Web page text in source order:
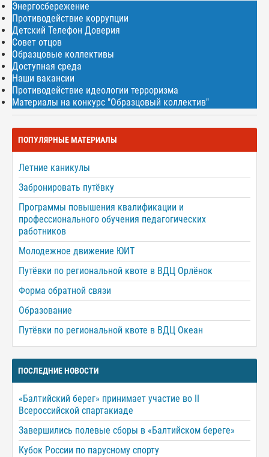
Энергосбережение
Противодействие коррупции
Детский Телефон Доверия
Совет отцов
Образцовые коллективы
Доступная среда
Наши вакансии
Противодействие идеологии терроризма
Материалы на конкурс "Образцовый коллектив"
ПОПУЛЯРНЫЕ МАТЕРИАЛЫ
Летние каникулы
Забронировать путёвку
Программы повышения квалификации и
профессионального обучения педагогических
работников
Молодежное движение ЮИТ
Путёвки по региональной квоте в ВДЦ Орлёнок
Форма обратной связи
Образование
Путёвки по региональной квоте в ВДЦ Океан
ПОСЛЕДНИЕ НОВОСТИ
«Балтийский берег» принимает участие во II
Всероссийской спартакиаде
Завершились полевые сборы в «Балтийском береге»
Кубок России по парусному спорту